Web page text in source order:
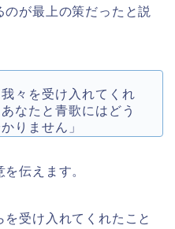
が最上の策だったと説
々を受け入れてくれ
なたと青歌にはどう
りません」
伝えます。
受け入れてくれたこと